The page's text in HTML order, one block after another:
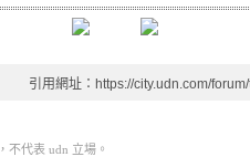
引用網址：https://city.udn.com/
不代表 udn 立場。